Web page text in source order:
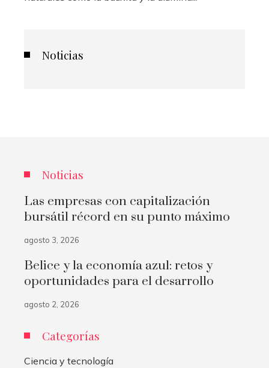
Noticias
Noticias
Las empresas con capitalización
bursátil récord en su punto máximo
agosto 3, 2026
Belice y la economía azul: retos y
oportunidades para el desarrollo
agosto 2, 2026
Categorías
Ciencia y tecnología